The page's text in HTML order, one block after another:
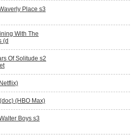
Place s3
With The
(d
Of Solitude s2
(HBO Max)
Boys s3